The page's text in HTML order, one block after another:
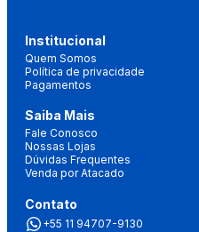
Institucional
Quem Somos
Política de privacidade
Pagamentos
Saiba Mais
Fale Conosco
Nossas Lojas
Dúvidas Frequentes
Venda por Atacado
Contato
+55 11 94707-9130